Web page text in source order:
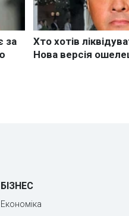
БІЗНЕС
Економіка